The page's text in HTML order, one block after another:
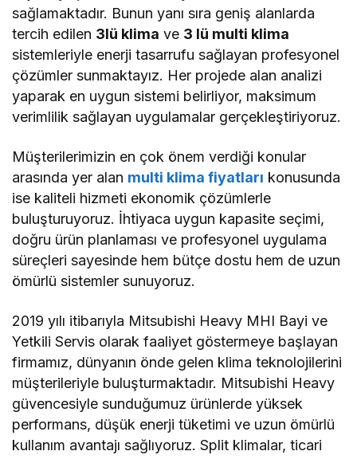
sağlamaktadır. Bunun yanı sıra geniş alanlarda
tercih edilen 3lü klima ve 3 lü multi klima
sistemleriyle enerji tasarrufu sağlayan profesyonel
çözümler sunmaktayız. Her projede alan analizi
yaparak en uygun sistemi belirliyor, maksimum
verimlilik sağlayan uygulamalar gerçekleştiriyoruz.
Müşterilerimizin en çok önem verdiği konular
arasında yer alan multi klima fiyatları konusunda
ise kaliteli hizmeti ekonomik çözümlerle
buluşturuyoruz. İhtiyaca uygun kapasite seçimi,
doğru ürün planlaması ve profesyonel uygulama
süreçleri sayesinde hem bütçe dostu hem de uzun
ömürlü sistemler sunuyoruz.
2019 yılı itibarıyla Mitsubishi Heavy MHI Bayi ve
Yetkili Servis olarak faaliyet göstermeye başlayan
firmamız, dünyanın önde gelen klima teknolojilerini
müşterileriyle buluşturmaktadır. Mitsubishi Heavy
güvencesiyle sunduğumuz ürünlerde yüksek
performans, düşük enerji tüketimi ve uzun ömürlü
kullanım avantajı sağlıyoruz. Split klimalar, ticari